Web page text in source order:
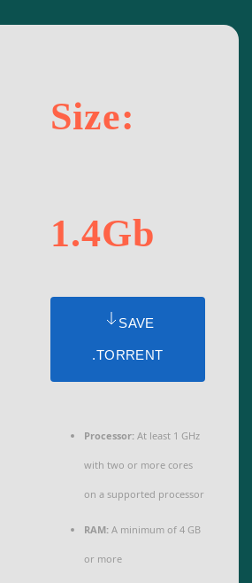
Size:
1.4Gb
SAVE
.TORRENT
Processor: At least 1 GHz
with two or more cores
on a supported processor
RAM: A minimum of 4 GB
or more